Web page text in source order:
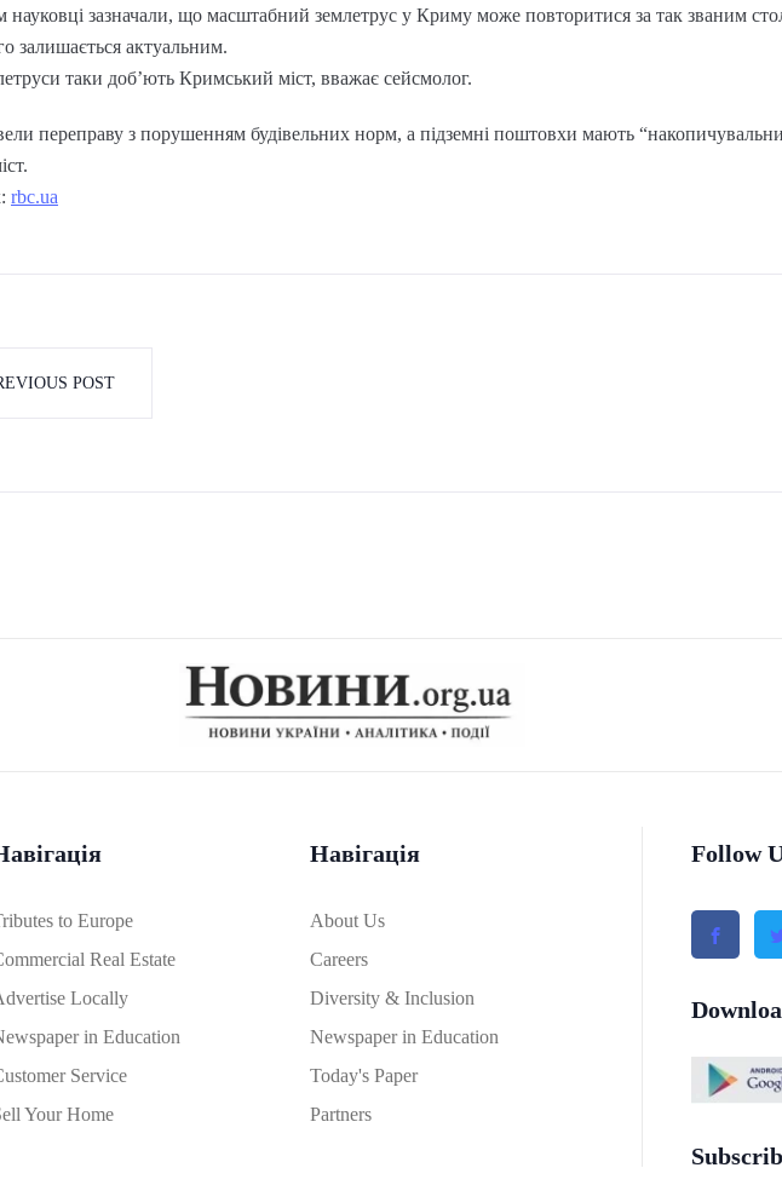
науковці зазначали, що масштабний землетрус у Криму може повторитися за так званим
залишається актуальним.
таки доб’ють Кримський міст, вважає сейсмолог.
переправу з порушенням будівельних норм, а підземні поштовхи мають
rbc.ua
POST
to Europe
Real Estate
Locally
in Education
Service
Your Home
Навігація
About Us
Careers
Diversity & Inclusion
Newspaper in Education
Today's Paper
Partners
Follow